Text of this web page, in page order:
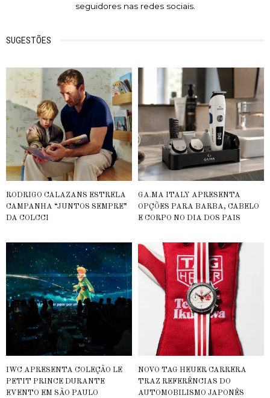
seguidores nas redes sociais.
SUGESTÕES
RODRIGO CALAZANS ESTRELA
CAMPANHA “JUNTOS SEMPRE”
DA COLCCI
GA.MA ITALY APRESENTA
OPÇÕES PARA BARBA, CABELO
E CORPO NO DIA DOS PAIS
IWC APRESENTA COLEÇÃO LE
PETIT PRINCE DURANTE
EVENTO EM SÃO PAULO
NOVO TAG HEUER CARRERA
TRAZ REFERÊNCIAS DO
AUTOMOBILISMO JAPONÊS